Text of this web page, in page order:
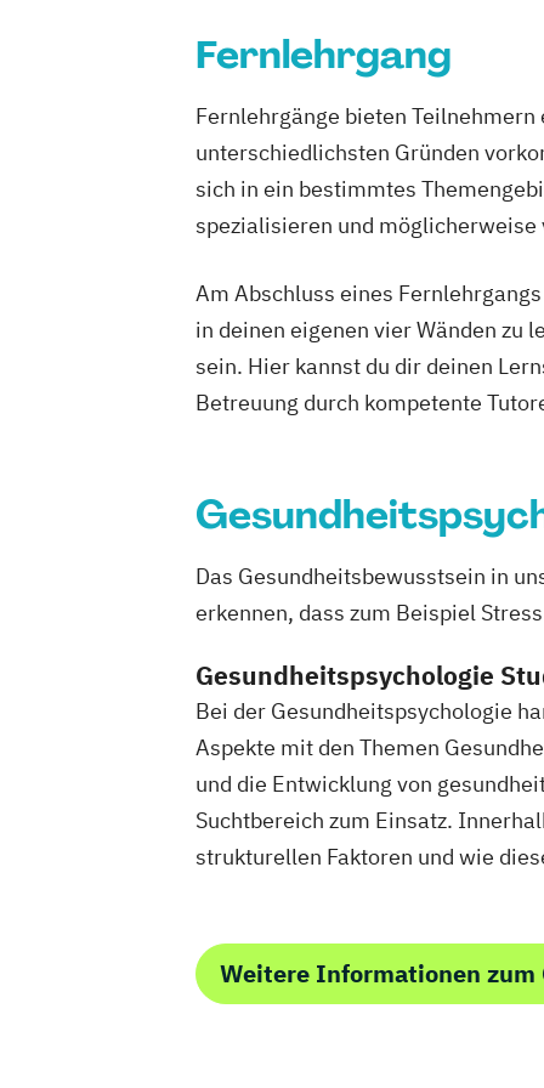
Ernährungsberater/-in
"Sporternährung"
Ernährungsberater/in Fachrichtung
"Lebensmittelunverträglichkeiten und
Ernährungsberater/in Fachrichtung
Ernährungsberater/in für Sportler/
Ernährungsberater/in mit der
Pflanzenkunde in der Ernährung
Erziehungsberater/in
Erziehungsberater/in Fachrichtung
Entwicklungsberatung
Erziehungsberater/in Fachrichtung
Erziehungsberater/in Fachrichtung
Fachkraft für Osteoporose-Prophylaxe
Fitness 65+ (Seniorentrainer/in)
Fitnesstrainer/-in A-Lizenz
Fitnesstrainer/-in B- und A-Lizenz
Fitnesstrainer/-in B- und A-Lizenz
"Ernährungsberatung"
Fitnesstrainer/-in B- und A-Lizenz
Fitnesstrainer/-in B-Lizenz
Gesundheitspädagoge/-in -
Gesundheitspädagoge/-in -
Fernlehrgang
Fernlehrgänge bieten
unterschiedlichsten Gründen
sich in ein bestimmtes
spezialisieren und
Am Abschluss eines
in deinen eigenen vier Wänden zu
sein. Hier kannst du dir deinen
Betreuung durch kompetente
Das Gesundheitsbewusstsein in
erkennen, dass zum Beispiel
Gesundheitspsychologie
Bei der Gesundheitspsychologie
Aspekte mit den Themen
und die Entwicklung von
Suchtbereich zum Einsatz.
strukturellen Faktoren und wie
Weitere Informationen zum